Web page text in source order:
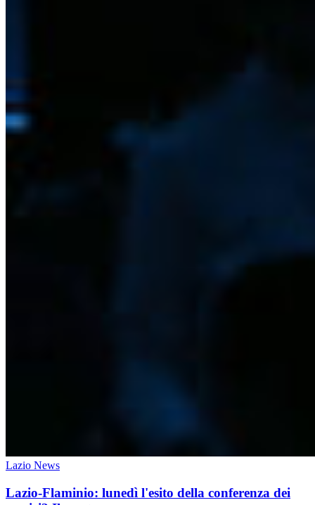
Lazio News
Lazio-Flaminio: lunedì l'esito della conferenza dei